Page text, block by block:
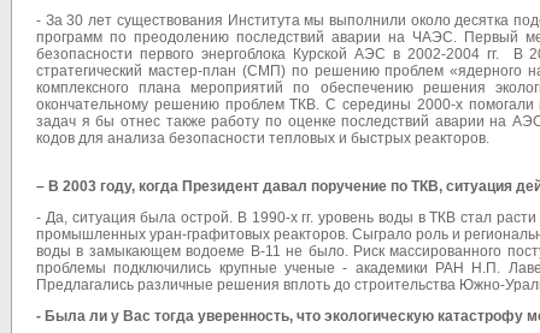
- За 30 лет существования Института мы выполнили около десятка
программ по преодолению последствий аварии на ЧАЭС. Первый
безопасности первого энергоблока Курской АЭС в 2002-2004 гг. В
стратегический мастер-план (СМП) по решению проблем «ядерного
комплексного плана мероприятий по обеспечению решения
окончательному решению проблем ТКВ. С середины 2000-х
задач я бы отнес также работу по оценке последствий аварии на
кодов для анализа безопасности тепловых и быстрых реакторов.
– В 2003 году, когда Президент давал поручение по ТКВ, ситуация
- Да, ситуация была острой. В 1990-х гг. уровень воды в ТКВ стал
промышленных уран-графитовых реакторов. Сыграло роль и
воды в замыкающем водоеме В-11 не было. Риск массированного
проблемы подключились крупные ученые - академики РАН Н.П.
Предлагались различные решения вплоть до строительства Южно-
- Была ли у Вас тогда уверенность, что экологическую катастрофу